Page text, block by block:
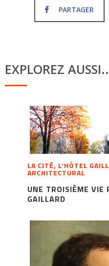
PARTAGER
EXPLOREZ
LA CITÉ, L’HÔTEL
ARCHITECTURAL
UNE TROISIÈME VIE
GAILLARD